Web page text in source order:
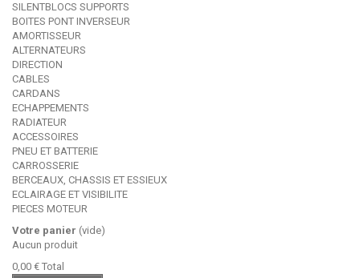
SILENTBLOCS SUPPORTS
BOITES PONT INVERSEUR
AMORTISSEUR
ALTERNATEURS
DIRECTION
CABLES
CARDANS
ECHAPPEMENTS
RADIATEUR
ACCESSOIRES
PNEU ET BATTERIE
CARROSSERIE
BERCEAUX, CHASSIS ET ESSIEUX
ECLAIRAGE ET VISIBILITE
PIECES MOTEUR
Votre panier (vide)
Aucun produit
0,00 € Total